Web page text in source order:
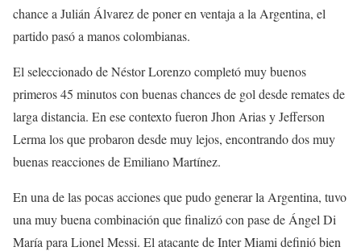
chance a Julián Álvarez de poner en ventaja a la Argentina, el
partido pasó a manos colombianas.
El seleccionado de Néstor Lorenzo completó muy buenos
primeros 45 minutos con buenas chances de gol desde remates de
larga distancia. En ese contexto fueron Jhon Arias y Jefferson
Lerma los que probaron desde muy lejos, encontrando dos muy
buenas reacciones de Emiliano Martínez.
En una de las pocas acciones que pudo generar la Argentina, tuvo
una muy buena combinación que finalizó con pase de Ángel Di
María para Lionel Messi. El atacante de Inter Miami definió bien